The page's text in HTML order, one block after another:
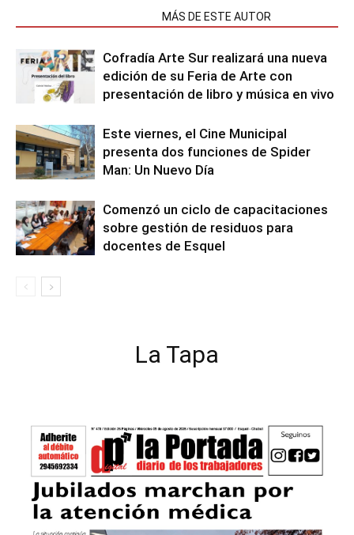
MÁS DE ESTE AUTOR
Cofradía Arte Sur realizará una nueva
edición de su Feria de Arte con
presentación de libro y música en vivo
Este viernes, el Cine Municipal
presenta dos funciones de Spider
Man: Un Nuevo Día
Comenzó un ciclo de capacitaciones
sobre gestión de residuos para
docentes de Esquel
La Tapa